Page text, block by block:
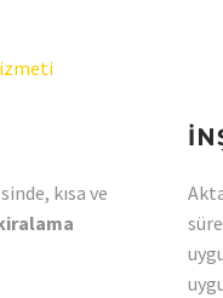
kısa ve